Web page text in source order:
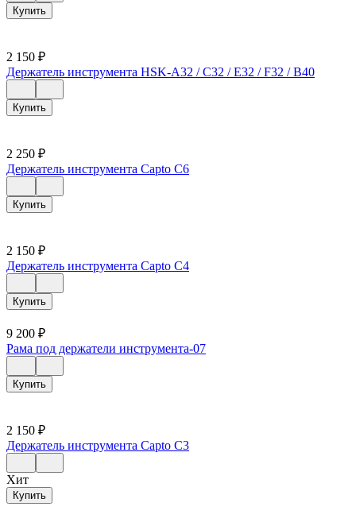
Купить
2 150 ₽
Держатель инструмента HSK-A32 / C32 / E32 / F32 / B40
Купить
2 250 ₽
Держатель инструмента Capto C6
Купить
2 150 ₽
Держатель инструмента Capto C4
Купить
9 200 ₽
Рама под держатели инструмента-07
Купить
2 150 ₽
Держатель инструмента Capto C3
Хит
Купить